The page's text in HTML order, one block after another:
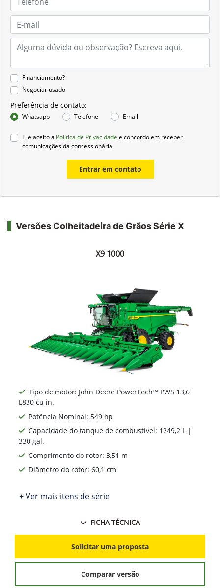
Financiamento?
Negociar usado
Preferência de contato:
Whatsapp Telefone Email
Li e aceito a Política de Privacidade e concordo em receber
comunicações da concessionária.
Entrar em contato
Versões Colheitadeira de Grãos Série X
X9 1000
Tipo de motor: John Deere PowerTech™ PWS 13,6
L830 cu in.
Potência Nominal: 549 hp
Capacidade do tanque de combustível: 1249,2 L |
330 gal.
Comprimento do rotor: 3,51 m
Diâmetro do rotor: 60,1 cm
+ Ver mais itens de série
FICHA TÉCNICA
Solicitar uma proposta
Comparar versão